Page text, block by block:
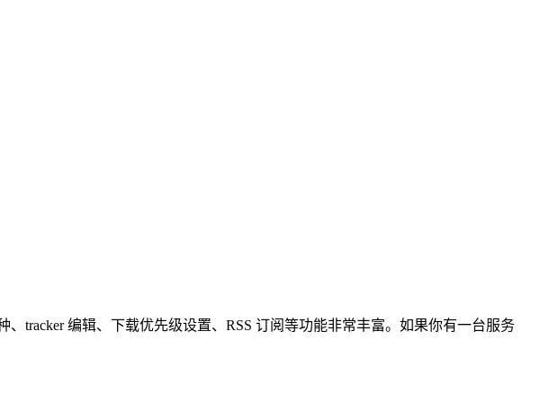
tracker 编辑、下载优先级设置、RSS 订阅等功能非常丰富。如果你有一台服务